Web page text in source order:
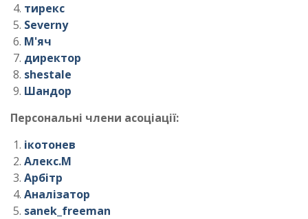
тирекс
Severny
М'яч
директор
shestale
Шандор
Персональні члени асоціації:
ікотонев
Алекс.М
Арбітр
Аналізатор
sanek_freeman